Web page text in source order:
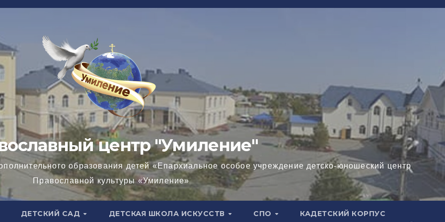
центр "Умиление"
образования детей «Епархиальное особое учреждение детско-юношеский центр
Православной культуры «Умиление»
ДЕТСКИЙ САД ДЕТСКАЯ ШКОЛА ИСКУССТВ СПО КАДЕТСКИЙ КОРПУС